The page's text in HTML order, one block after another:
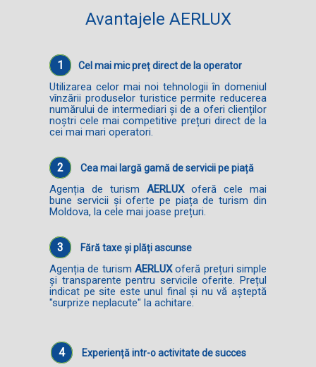
Avantajele AERLUX
1 Cel mai mic preț direct de la operator
Utilizarea celor mai noi tehnologii în domeniul
vînzării produselor turistice permite reducerea
numărului de intermediari și de a oferi clienților
noștri cele mai competitive prețuri direct de la
cei mai mari operatori.
2 Cea mai largă gamă de servicii pe piață
Agenția de turism AERLUXoferă cele mai
bune servicii și oferte pe piața de turism din
Moldova, la cele mai joase prețuri.
3 Fără taxe și plăți ascunse
Agenția de turism AERLUXoferă prețuri simple
și transparente pentru servicile oferite. Prețul
indicat pe site este unul final și nu vă așteptă
"surprize neplacute" la achitare.
4 Experiență intr-o activitate de succes